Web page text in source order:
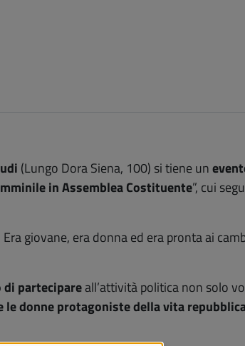
(Lungo Dora Siena, 100) si tiene un
in Assemblea Costituente”, cui
Era giovane, era donna ed era pronta ai
di partecipareall’attività politica non solo
le donne protagoniste della vita